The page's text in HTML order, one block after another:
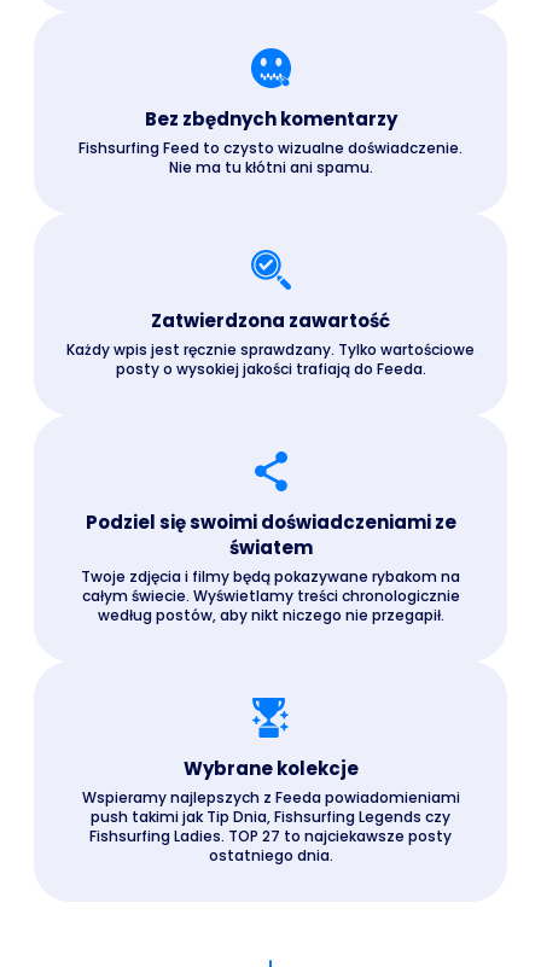
Bez zbędnych komentarzy
Fishsurfing Feed to czysto wizualne doświadczenie.
Nie ma tu kłótni ani spamu.
Zatwierdzona zawartość
Każdy wpis jest ręcznie sprawdzany. Tylko wartościowe
posty o wysokiej jakości trafiają do Feeda.
Podziel się swoimi doświadczeniami ze
światem
Twoje zdjęcia i filmy będą pokazywane rybakom na
całym świecie. Wyświetlamy treści chronologicznie
według postów, aby nikt niczego nie przegapił.
Wybrane kolekcje
Wspieramy najlepszych z Feeda powiadomieniami
push takimi jak Tip Dnia, Fishsurfing Legends czy
Fishsurfing Ladies. TOP 27 to najciekawsze posty
ostatniego dnia.